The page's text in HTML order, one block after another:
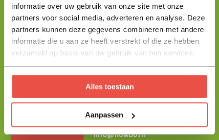
informatie over uw gebruik van onze site met onze
partners voor social media, adverteren en analyse. Deze
partners kunnen deze gegevens combineren met andere
informatie die u aan ze heeft verstrekt of die ze hebben
verzameld op basis van uw gebruik van hun services.
Alles toestaan
Aanpassen
Floris helpt je graag
met zoeken!
Stuur mij een berichtje en ik help je jouw product uit te zoeken
en vertel je alles wat je moet weten.
Help mij kiezen
+31 344 23 44 64
info@flowbo.nl